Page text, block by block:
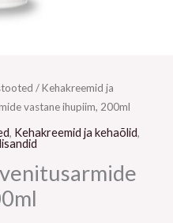
/Kehakreemid ja
vastane ihupiim, 200ml
, Kehakreemid ja kehaõlid,